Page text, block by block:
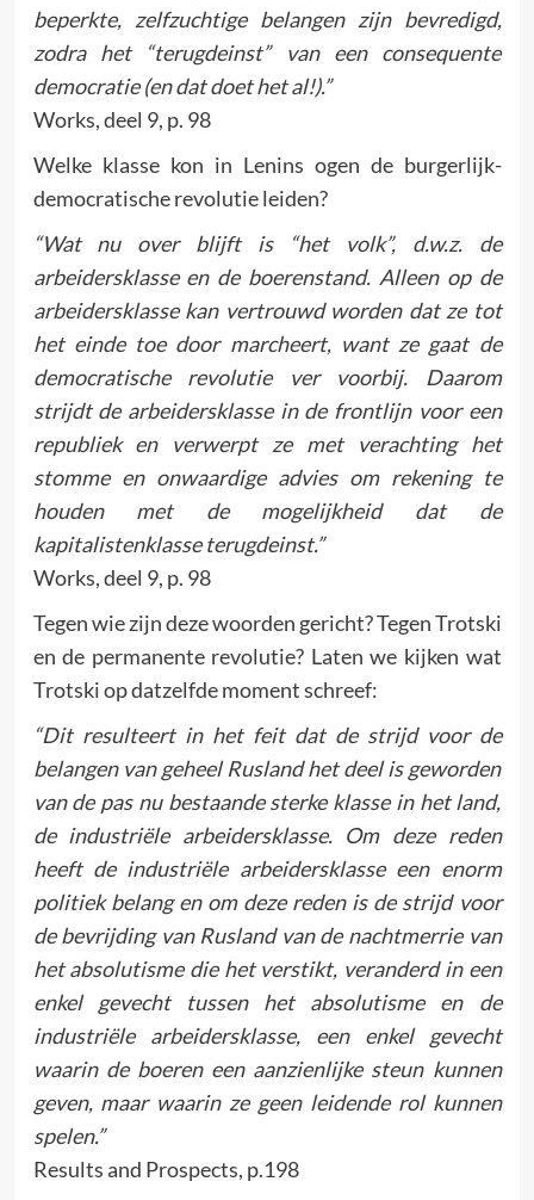
beperkte, zelfzuchtige belangen zijn bevredigd,
zodra het “terugdeinst” van een consequente
democratie (en dat doet het al!).”
Works, deel 9, p. 98
Welke klasse kon in Lenins ogen de burgerlijk-
democratische revolutie leiden?
“Wat nu over blijft is “het volk”, d.w.z. de
arbeidersklasse en de boerenstand. Alleen op de
arbeidersklasse kan vertrouwd worden dat ze tot
het einde toe door marcheert, want ze gaat de
democratische revolutie ver voorbij. Daarom
strijdt de arbeidersklasse in de frontlijn voor een
republiek en verwerpt ze met verachting het
stomme en onwaardige advies om rekening te
houden met de mogelijkheid dat de
kapitalistenklasse terugdeinst.”
Works, deel 9, p. 98
Tegen wie zijn deze woorden gericht? Tegen Trotski
en de permanente revolutie? Laten we kijken wat
Trotski op datzelfde moment schreef:
“Dit resulteert in het feit dat de strijd voor de
belangen van geheel Rusland het deel is geworden
van de pas nu bestaande sterke klasse in het land,
de industriële arbeidersklasse. Om deze reden
heeft de industriële arbeidersklasse een enorm
politiek belang en om deze reden is de strijd voor
de bevrijding van Rusland van de nachtmerrie van
het absolutisme die het verstikt, veranderd in een
enkel gevecht tussen het absolutisme en de
industriële arbeidersklasse, een enkel gevecht
waarin de boeren een aanzienlijke steun kunnen
geven, maar waarin ze geen leidende rol kunnen
spelen.”
Results and Prospects, p.198